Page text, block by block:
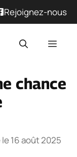
Rejoignez-nous
chance
16 août 2025